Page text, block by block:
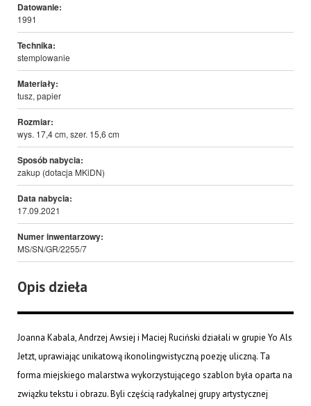
Datowanie:
1991
Technika:
stemplowanie
Materiały:
tusz, papier
Rozmiar:
wys. 17,4 cm, szer. 15,6 cm
Sposób nabycia:
zakup (dotacja MKiDN)
Data nabycia:
17.09.2021
Numer inwentarzowy:
MS/SN/GR/2255/7
Opis dzieła
Joanna Kabala, Andrzej Awsiej i Maciej Ruciński działali w grupie Yo Als
Jetzt, uprawiając unikatową ikonolingwistyczną poezję uliczną. Ta
forma miejskiego malarstwa wykorzystującego szablon była oparta na
związku tekstu i obrazu. Byli częścią radykalnej grupy artystycznej